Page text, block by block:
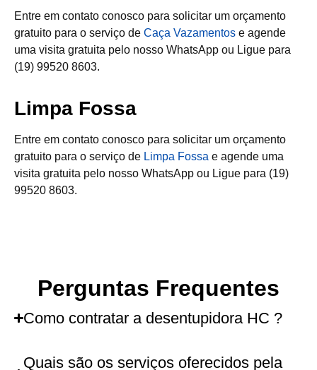
Entre em contato conosco para solicitar um orçamento
gratuito para o serviço de Caça Vazamentos e agende
uma visita gratuita pelo nosso WhatsApp ou Ligue para
(19) 99520 8603.
Limpa Fossa
Entre em contato conosco para solicitar um orçamento
gratuito para o serviço de Limpa Fossa e agende uma
visita gratuita pelo nosso WhatsApp ou Ligue para (19)
99520 8603.
Perguntas Frequentes
Como contratar a desentupidora HC ?
Quais são os serviços oferecidos pela